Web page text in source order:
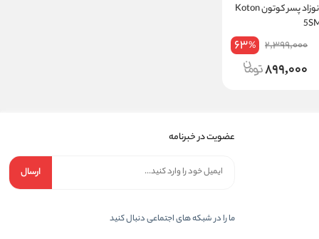
تی شرت طرح دار نوزاد پسر کوتون Koton
2,399,000
63%
899,000
عضویت در خبرنامه
ارسال
ما را در شبکه های اجتماعی دنبال کنید